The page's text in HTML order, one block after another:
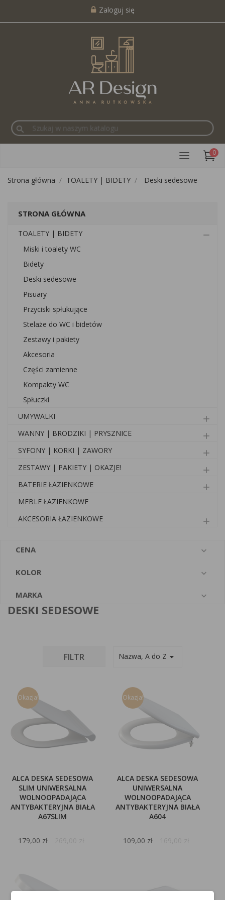
Zaloguj się
search
0
Strona główna TOALETY | BIDETY Deski sedesowe
STRONA GŁÓWNA
TOALETY | BIDETY remove
Miski i toalety WC
Bidety
Deski sedesowe
Pisuary
Przyciski spłukujące
Stelaże do WC i bidetów
Zestawy i pakiety
Akcesoria
Części zamienne
Kompakty WC
Spłuczki
UMYWALKI
add
WANNY | BRODZIKI | PRYSZNICE add
SYFONY | KORKI | ZAWORY add
ZESTAWY | PAKIETY | OKAZJE! add
BATERIE ŁAZIENKOWE add
MEBLE ŁAZIENKOWE
AKCESORIA ŁAZIENKOWE
add
CENA 
KOLOR 
MARKA 
DESKI SEDESOWE
FILTR Nazwa, A do Z arrow_drop_down
ALCA DESKA SEDESOWA
SLIM UNIWERSALNA
WOLNOOPADAJĄCA
ANTYBAKTERYJNA BIAŁA
A67SLIM
179,00 zł
Okazja!
ALCA DESKA SEDESOWA
UNIWERSALNA
WOLNOOPADAJĄCA
ANTYBAKTERYJNA BIAŁA
A604
109,00 zł
Okazja!